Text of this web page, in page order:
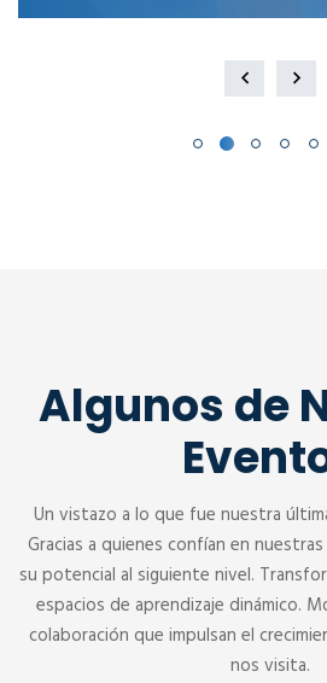
Alquila nuestra Sala
personas. El diseño
Algunos de
Un vistazo a lo que fue nuestra
Gracias a quienes confían en
su potencial al siguiente nivel.
espacios de aprendizaje dinámico.
colaboración que impulsan el
nos visita.